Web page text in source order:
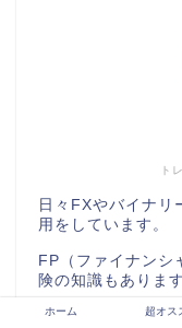
ト
日々FXやバイナリ
用をしています。
FP（ファイナンシ
険の知識もあります
そんな私は、お金
ホーム 超オス